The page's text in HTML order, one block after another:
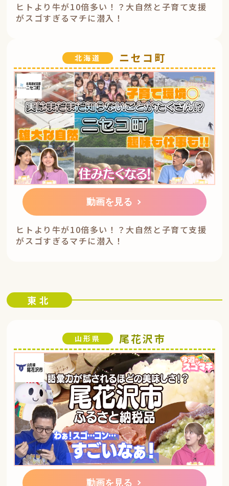
ヒトより牛が10倍多い！？大自然と子育て支援
がスゴすぎるマチに潜入！
北海道 ニセコ町
動画を見る
ヒトより牛が10倍多い！？大自然と子育て支援
がスゴすぎるマチに潜入！
東北
山形県 尾花沢市
動画を見る